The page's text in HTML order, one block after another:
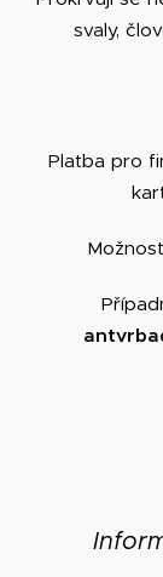
svaly,
Platba pro